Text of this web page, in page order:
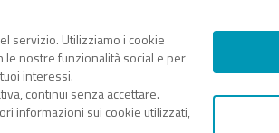
servizio. Utilizziamo i cookie
nostre funzionalità social e per
interessi.
continui senza accettare.
informazioni sui cookie utilizzati,